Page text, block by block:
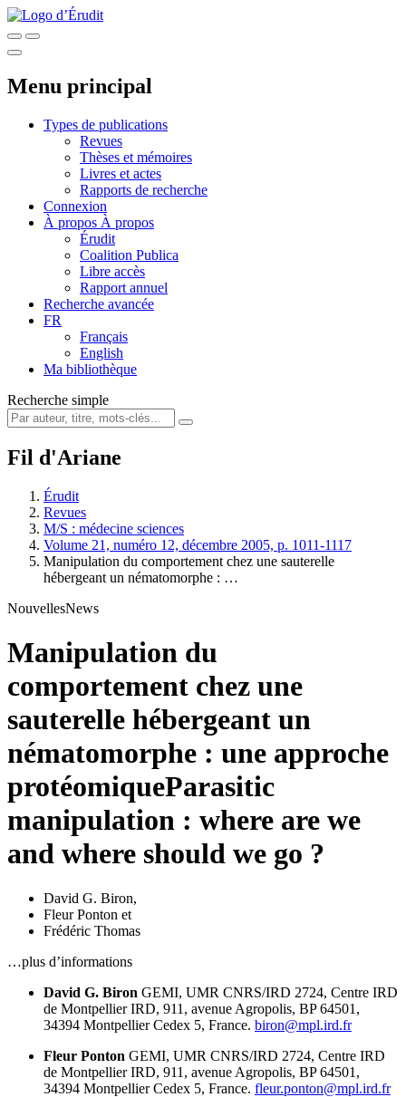
Menu principal
Types de publications
Revues
Thèses et mémoires
Livres et actes
Rapports de recherche
Connexion
À propos À propos
Érudit
Coalition Publica
Libre accès
Rapport annuel
Recherche avancée
FR
Français
English
Ma bibliothèque
Recherche simple
Fil d'Ariane
Érudit
Revues
M/S : médecine sciences
Volume 21, numéro 12, décembre 2005, p. 1011-1117
Manipulation du comportement chez une sauterelle
hébergeant un nématomorphe : …
NouvellesNews
Manipulation du
comportement chez une
sauterelle hébergeant un
nématomorphe : une approche
protéomiqueParasitic
manipulation : where are we
and where should we go ?
David G. Biron,
Fleur Ponton et
Frédéric Thomas
…plus d’informations
David G. Biron GEMI, UMR CNRS/IRD 2724, Centre IRD
de Montpellier IRD, 911, avenue Agropolis, BP 64501,
34394 Montpellier Cedex 5, France. biron@mpl.ird.fr
Fleur Ponton GEMI, UMR CNRS/IRD 2724, Centre IRD
de Montpellier IRD, 911, avenue Agropolis, BP 64501,
34394 Montpellier Cedex 5, France. fleur.ponton@mpl.ird.fr